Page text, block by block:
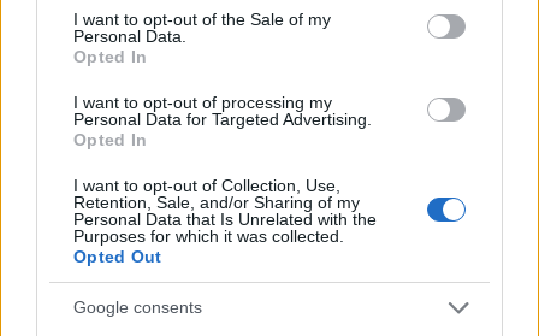
consent section.
I want to opt-out of the Sale of my
Personal Data.
Opted In
I want to opt-out of processing my
Personal Data for Targeted Advertising.
Opted In
I want to opt-out of Collection, Use,
Retention, Sale, and/or Sharing of my
Personal Data that Is Unrelated with the
Purposes for which it was collected.
Opted Out
Google consents
Ο Ναβρότσκι εξασφάλισε επίσης την υποστήριξη του
εθνικιστή υποψηφίου στις προεδρικές εκλογές στη
Ρουμανία, του Τζόρτζε Σιμιόν, οπαδού επίσης του Ντόναλντ
Τραμπ, ο οποίος εμφανίστηκε πρόσφατα στο πλευρό του σε
προεκλογική συνάντηση.
Οι δύο θαυμαστές του Αμερικανού προέδρου υποσχέθηκαν
να εργαστούν από κοινού.
αναζήτηση της